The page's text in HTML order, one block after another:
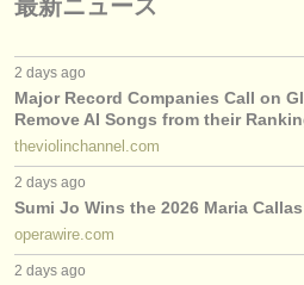
最新ニュース
2 days ago
Major Record Companies Call on
Remove AI Songs from their
theviolinchannel.com
2 days ago
Sumi Jo Wins the 2026 Maria
operawire.com
2 days ago